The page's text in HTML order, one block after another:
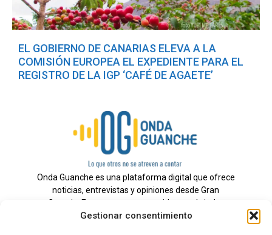
Gestionar consentimiento
EL GOBIERNO DE CANARIAS ELEVA A LA
COMISIÓN EUROPEA EL EXPEDIENTE PARA EL
REGISTRO DE LA IGP ‘CAFÉ DE AGAETE’
Onda Guanche es una plataforma digital que ofrece
noticias, entrevistas y opiniones desde Gran
Canaria. Estamos comprometidos con brindar
información veraz y un periodismo independiente a